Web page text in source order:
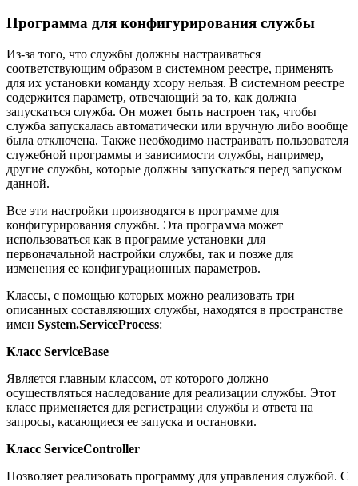
Программа для конфигурирования службы
Из-за того, что службы должны настраиваться
соответствующим образом в системном реестре, применять
для их установки команду хсору нельзя. В системном реестре
содержится параметр, отвечающий за то, как должна
запускаться служба. Он может быть настроен так, чтобы
служба запускалась автоматически или вручную либо вообще
была отключена. Также необходимо настраивать пользователя
служебной программы и зависимости службы, например,
другие службы, которые должны запускаться перед запуском
данной.
Все эти настройки производятся в программе для
конфигурирования службы. Эта программа может
использоваться как в программе установки для
первоначальной настройки службы, так и позже для
изменения ее конфигурационных параметров.
Классы, с помощью которых можно реализовать три
описанных составляющих службы, находятся в пространстве
имен System.ServiceProcess:
Класс ServiceBase
Является главным классом, от которого должно
осуществляться наследование для реализации службы. Этот
класс применяется для регистрации службы и ответа на
запросы, касающиеся ее запуска и остановки.
Класс ServiceController
Позволяет реализовать программу для управления службой. С